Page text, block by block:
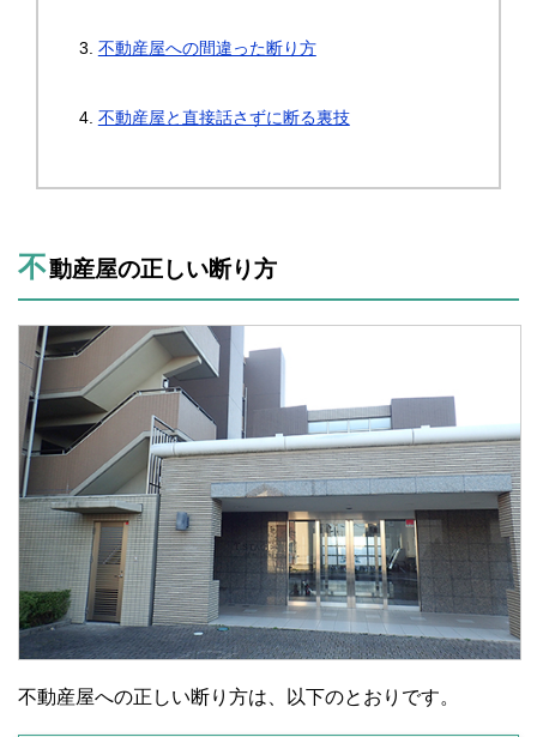
不動産屋への間違った断り方
不動産屋と直接話さずに断る裏技
不動産屋の正しい断り方
不動産屋への正しい断り方は、以下のとおりです。